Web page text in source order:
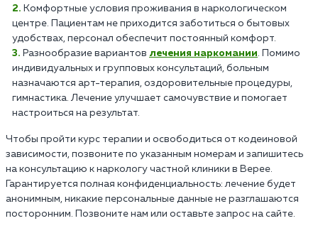
Комфортные условия проживания в наркологическом
центре. Пациентам не приходится заботиться о бытовых
удобствах, персонал обеспечит постоянный комфорт.
Разнообразие вариантов лечения наркомании. Помимо
индивидуальных и групповых консультаций, больным
назначаются арт-терапия, оздоровительные процедуры,
гимнастика. Лечение улучшает самочувствие и помогает
настроиться на результат.
Чтобы пройти курс терапии и освободиться от кодеиновой
зависимости, позвоните по указанным номерам и запишитесь
на консультацию к наркологу частной клиники в Верее.
Гарантируется полная конфиденциальность: лечение будет
анонимным, никакие персональные данные не разглашаются
посторонним. Позвоните нам или оставьте запрос на сайте.